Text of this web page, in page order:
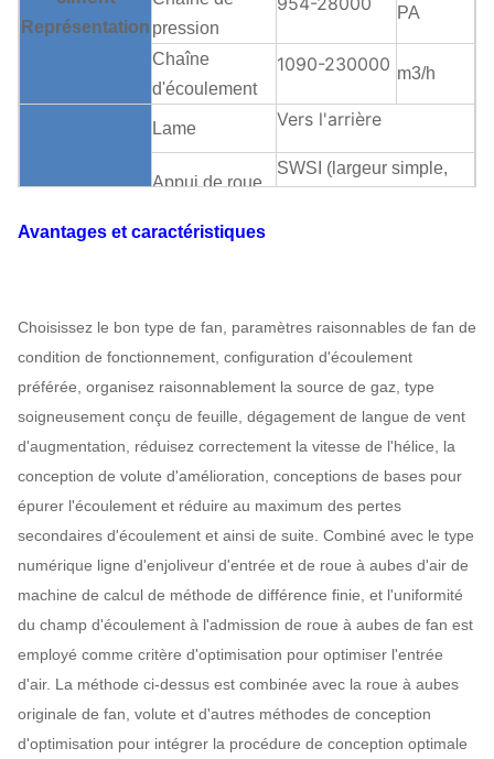
Représentation pression
PA
Chaîne
d'écoulement
1090-230000 m3/h
Fan de
Structure
Lame Vers l'arrière
Appui de roue
SWSI (largeur simple,
assigner
Lubrification
Lubrification
de bain d'huile
Rapport du
refroidissement
Refroidissement à l'air,
refroidissement par l'eau,
refroidissement à l'huile
Moteur
ABB,
SIEMENS,
WEG, TECO,
SIMO, marque
chinoise…
Roue à aubes
Q235, Q345,
SS304,
SS316,
HG785,
DB685…
Avantages et caractéristiques
Choisissez le bon type de fan, paramètres raisonnables de fan de
condition de fonctionnement, configuration d'écoulement
préférée, organisez raisonnablement la source de gaz, type
soigneusement conçu de feuille, dégagement de langue de vent
d'augmentation, réduisez correctement la vitesse de l'hélice, la
conception de volute d'amélioration, conceptions de bases pour
épurer l'écoulement et réduire au maximum des pertes
secondaires d'écoulement et ainsi de suite. Combiné avec le type
numérique ligne d'enjoliveur d'entrée et de roue à aubes d'air de
machine de calcul de méthode de différence finie, et l'uniformité
du champ d'écoulement à l'admission de roue à aubes de fan est
employé comme critère d'optimisation pour optimiser l'entrée
d'air. La méthode ci-dessus est combinée avec la roue à aubes
originale de fan, volute et d'autres méthodes de conception
d'optimisation pour intégrer la procédure de conception optimale